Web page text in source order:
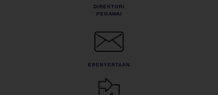
DIREKTORI
PEGAWAI
EPENYERTAAN